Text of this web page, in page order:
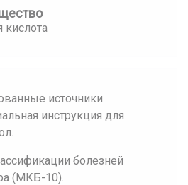
кислота
источники
инструкция для
болезней
(МКБ-10).